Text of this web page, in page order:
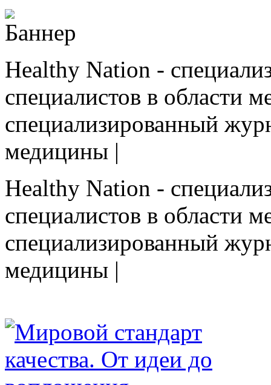
Healthy Nation -
специалистов в области
cпециализированный
медицины |
Healthy Nation -
специалистов в области
cпециализированный
медицины |